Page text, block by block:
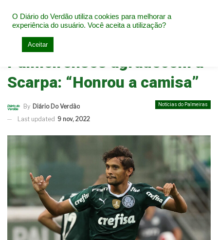
Home Notícias do Palmeiras
Palmeirenses agradecem a
Scarpa: “Honrou a camisa”
Notícias do Palmeiras
By Diário Do Verdão
Last updated 9 nov, 2022
O Diário do Verdão utiliza cookies para melhorar a
experiência do usuário. Você aceita a utilização?
Aceitar